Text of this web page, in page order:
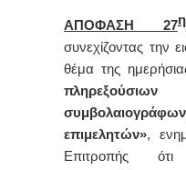
ΑΠΟΦΑΣΗ 27η
συνεχίζοντας την
θέμα της
επιμελητών»,
Επιτροπής